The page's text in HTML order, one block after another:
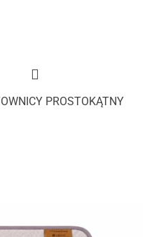
PROSTOKĄTNY